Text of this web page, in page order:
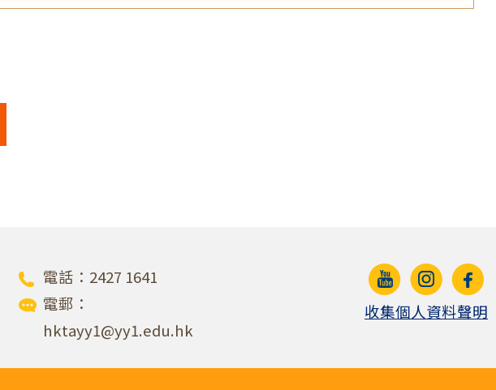
電話：2427 1641
電郵：
hktayy1@yy1.edu.hk
收集個人資料聲明